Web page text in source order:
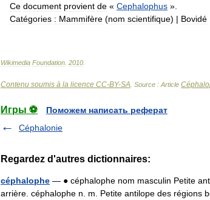
Ce document provient de « Cephalophus ».
Catégories : Mammifère (nom scientifique) | Bovidé
Wikimedia Foundation 2010
Contenu soumis à la licence CC-BY-SA . Source : Article
Игры ⚽
Поможем написать реферат
Céphalonie
Regardez d'autres dictionnaires:
céphalophe — ● céphalophe nom masculin Petite
arrière. céphalophe n. m. Petite antilope des régions